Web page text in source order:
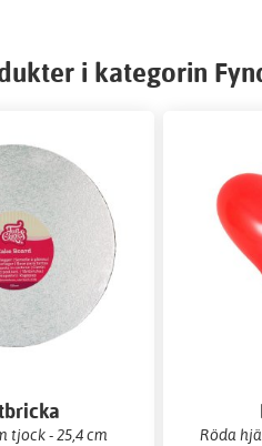
i kategorin
tjock - 25,4 cm
Röda